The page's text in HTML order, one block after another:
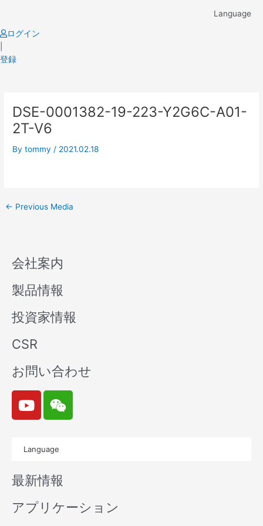
content
Language
ログイン
登録
DSE-0001382-19-223-Y2G6C-A01-
2T-V6
Bytommy / 2021.02.18
navigation
← Previous Media
会社案内
製品情報
投資家情報
CSR
お問い合わせ
Y
o
u
b
e
W
e
i
n
Language
最新情報
アプリケーション